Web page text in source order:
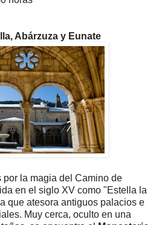
Abárzuza y Eunate
la magia del Camino de
en el siglo XV como "Estella la
que atesora antiguos palacios e
Muy cerca, oculto en una